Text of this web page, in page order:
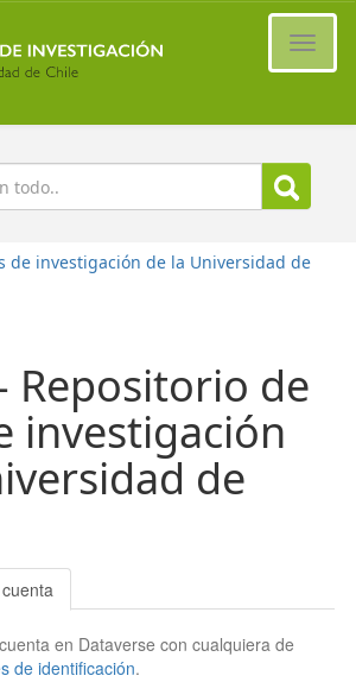
de investigación de la Universidad de
Repositorio de
investigación
de
en Dataverse con cualquiera de
de identificación.